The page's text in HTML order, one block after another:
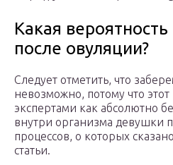
Какая
после овуляции?
Следует отметить, что
невозможно, потому что
экспертами как абсолютно
внутри организма девушки
процессов, о которых
статьи.